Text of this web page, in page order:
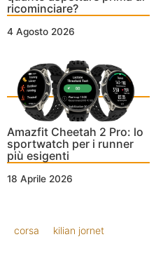
ricominciare?
4 Agosto 2026
Amazfit Cheetah 2 Pro: lo
sportwatch per i runner
più esigenti
18 Aprile 2026
corsa kilian jornet